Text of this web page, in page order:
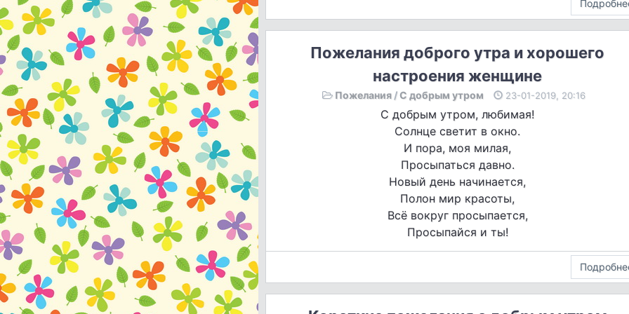
Пожелания доброго утра и хорошего
настроения женщине
Пожелания/ С добрым утром 23-01-2019, 20:16
С добрым утром, любимая!
Солнце светит в окно.
И пора, моя милая,
Просыпаться давно.
Новый день начинается,
Полон мир красоты,
Всё вокруг просыпается,
Просыпайся и ты!